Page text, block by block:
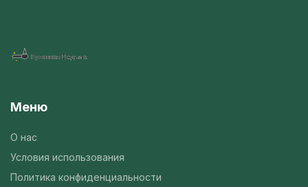
Меню
О нас
Условия использования
Политика конфиденциальности